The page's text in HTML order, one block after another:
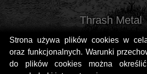
Strona używa plików cookies w
oraz funkcjonalnych. Warunki
do plików cookies można
Thrash Metal